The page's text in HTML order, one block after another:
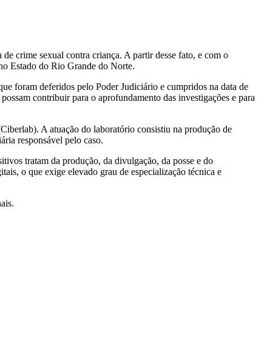
crime sexual contra criança. A partir desse fato, e com o
Estado do Rio Grande do Norte.
foram deferidos pelo Poder Judiciário e cumpridos na data de
contribuir para o aprofundamento das investigações e para
A atuação do laboratório consistiu na produção de
responsável pelo caso.
tratam da produção, da divulgação, da posse e do
o que exige elevado grau de especialização técnica e